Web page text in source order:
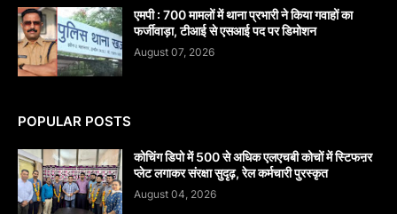
एमपी : 700 मामलों में थाना प्रभारी ने किया गवाहों का
फर्जीवाड़ा, टीआई से एसआई पद पर डिमोशन
August 07, 2026
POPULAR POSTS
कोचिंग डिपो में 500 से अधिक एलएचबी कोचों में स्टिफऩर
प्लेट लगाकर संरक्षा सुदृढ़, रेल कर्मचारी पुरस्कृत
August 04, 2026